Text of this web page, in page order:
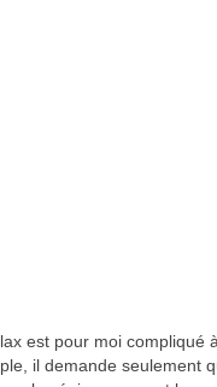
est pour moi compliqué
il demande seulement